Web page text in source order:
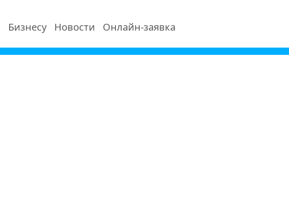
Бизнесу Новости Онлайн-заявка